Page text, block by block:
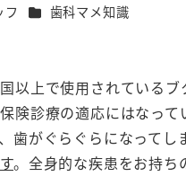
フ カテゴリー
歯科マメ知識
以上で使用されている
診療の適応にはなって
歯がぐらぐらになって
。全身的な疾患をお持ち